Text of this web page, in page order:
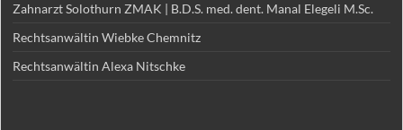
Zahnarzt Solothurn ZMAK | B.D.S. med. dent. Manal Elegeli M.Sc.
Rechtsanwältin Wiebke Chemnitz
Rechtsanwältin Alexa Nitschke